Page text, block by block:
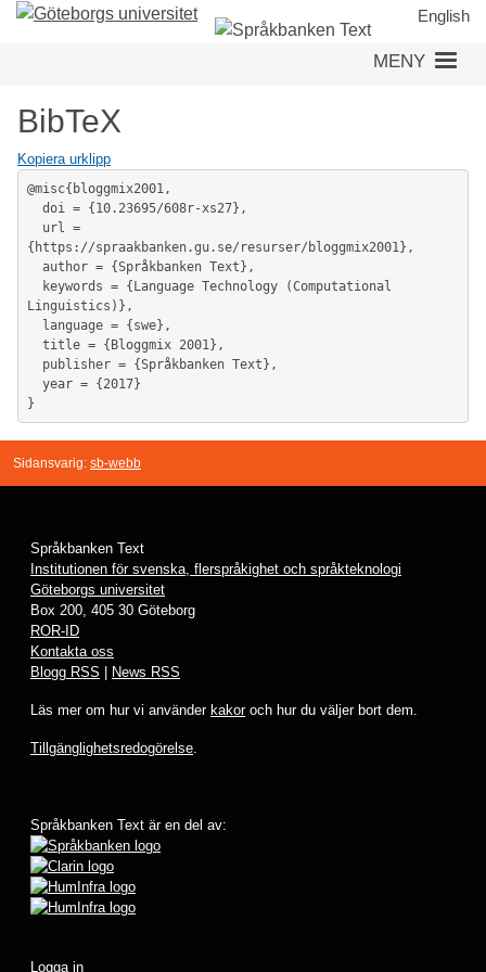
Hoppa
English
MENY
BibTeX
Kopiera urklipp
@misc{bloggmix2001,
{https://spraakbanken.gu.se/resurser/bloggmix2001},
Linguistics)},
}
Sidansvarig: sb-webb
Språkbanken Text
Institutionen för svenska, flerspråkighet och språkteknologi
Göteborgs universitet
Box 200, 405 30 Göteborg
ROR-ID
Kontakta oss
Blogg RSS
News RSS
Läs mer om hur vi använder kakoroch hur du väljer bort dem.
Tillgänglighetsredogörelse.
Språkbanken Text är en del av:
Logga in